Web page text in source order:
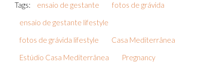
Tags: ensaio de gestante
fotos de grávida
ensaio de gestante lifestyle
fotos de grávida lifestyle
Casa Mediterrânea
Estúdio Casa Mediterrânea
Pregnancy